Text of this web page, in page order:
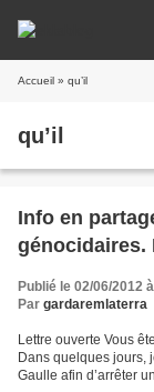
Accueil » qu’il
qu’il
Info en
génocidaires.
Publié le 02/06/2012
Par gardaremlaterra
Lettre ouverte Vous
Dans quelques jours,
Gaulle afin d’arrêter